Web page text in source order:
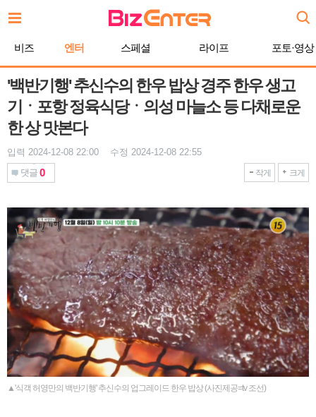
문
비즈 엔터 스페셜 라이프 포토·영상
'백반기행' 추신수의 한우 밥상 경주 한우 생고
기ㆍ포항 정육식당ㆍ의성 마늘소 등 다채로운
한 상 맛본다
입력 2024-12-08 22:00 수정 2024-12-08 22:55
댓글 0 작게 크게
▲'식객 허영만의 백반기행' 추신수의 업그레이드 한우 밥상 (사진제공=tv 조선)